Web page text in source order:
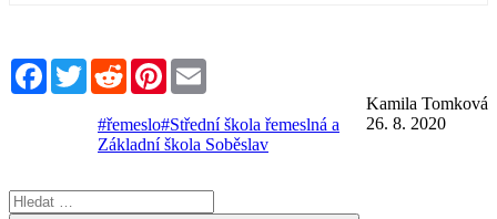
FacebookTwitterRedditPinterest
Kamila Tomková
26. 8. 2020
#řemeslo#Střední škola řemeslná a
Základní škola Soběslav
Hledat: